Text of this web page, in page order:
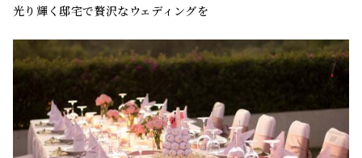
光り輝く邸宅で贅沢なウェディングを